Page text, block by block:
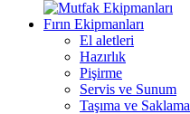
Fırın Ekipmanları
El aletleri
Hazırlık
Pişirme
Servis ve Sunum
Taşıma ve Saklama